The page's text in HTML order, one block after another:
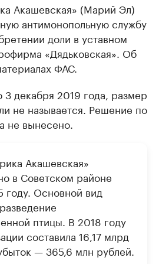
Акашевская» (Марий Эл)
антимонопольную службу
доли в уставном
«Дядьковская». Об
ФАС.
декабря 2019 года, размер
не называется. Решение по
не вынесено.
Акашевская»
в Советском районе
Основной вид
птицы. В 2018 году
составила 16,17 млрд
— 365,6 млн рублей.